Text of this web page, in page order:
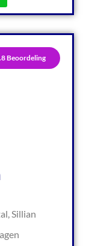
Beoordeling
Sillian